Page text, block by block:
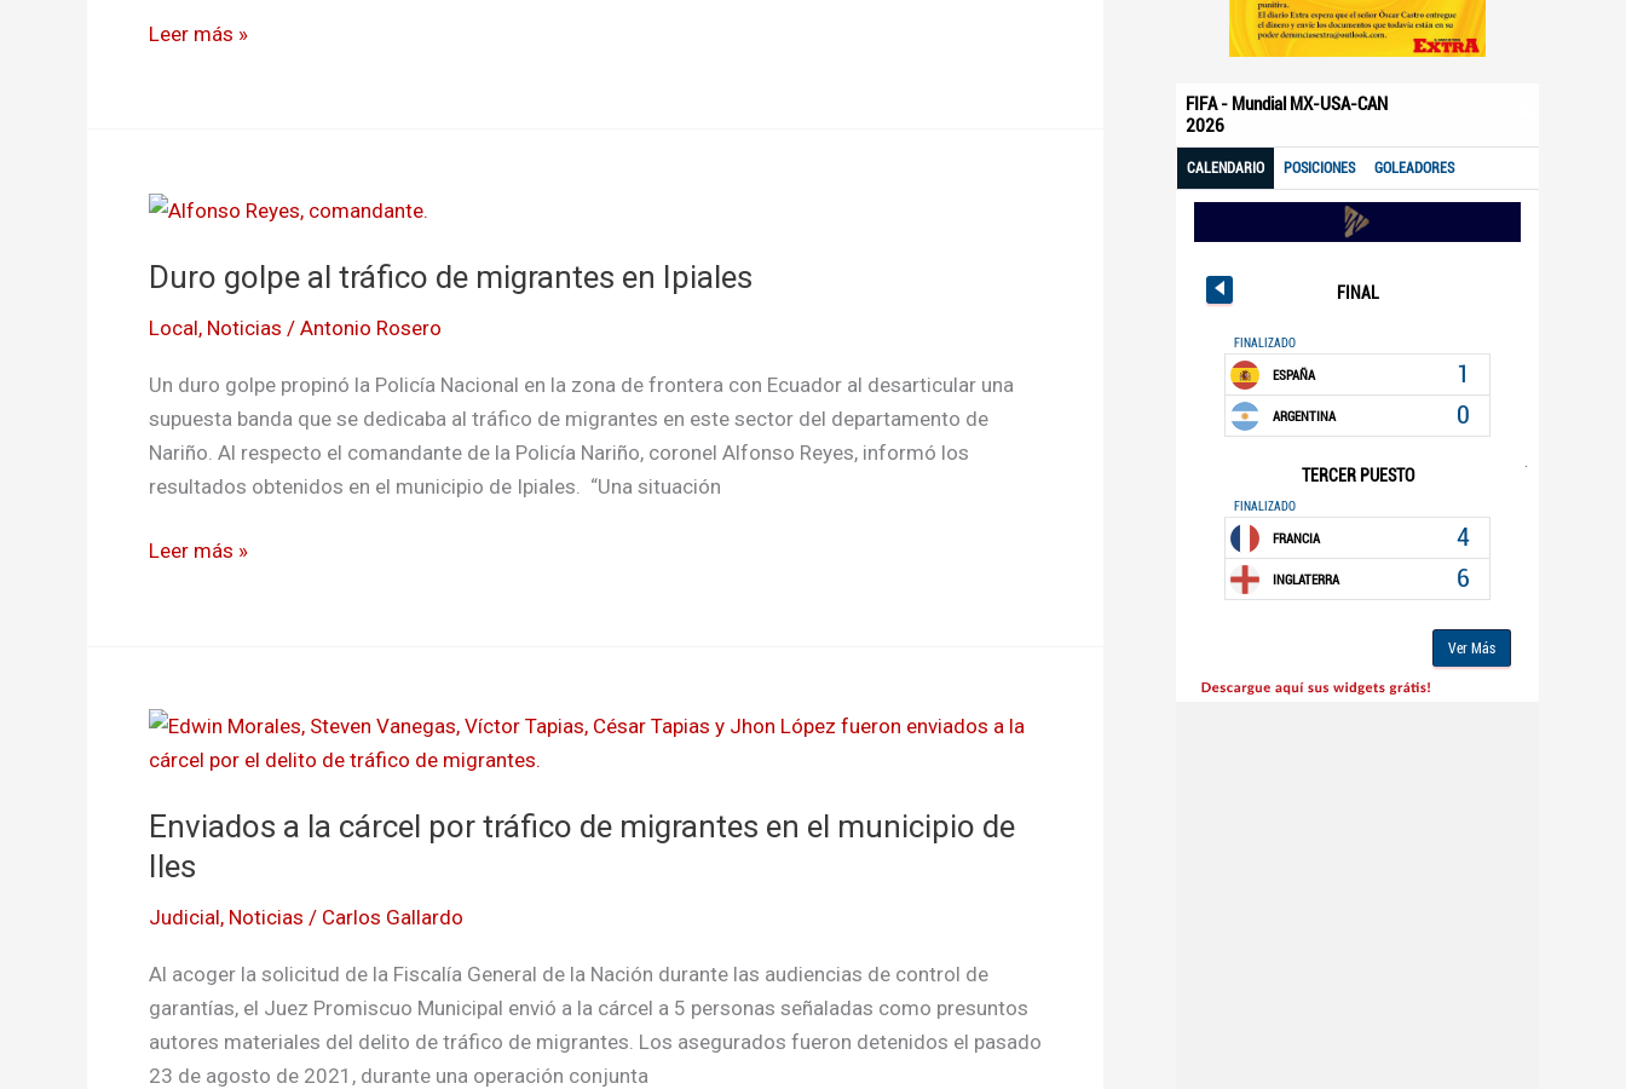
Leer más »
Duro golpe al tráfico de migrantes en Ipiales
Local, Noticias / Antonio Rosero
Un duro golpe propinó la Policía Nacional en la zona de frontera con Ecuador al desarticular una
supuesta banda que se dedicaba al tráfico de migrantes en este sector del departamento de
Nariño. Al respecto el comandante de la Policía Nariño, coronel Alfonso Reyes, informó los
resultados obtenidos en el municipio de Ipiales. “Una situación
Duro
al
de
migrantes
en
Ipiales
Leer más »
Enviados a la cárcel por tráfico de migrantes en el municipio de
Iles
Judicial, Noticias / Carlos Gallardo
Al acoger la solicitud de la Fiscalía General de la Nación durante las audiencias de control de
garantías, el Juez Promiscuo Municipal envió a la cárcel a 5 personas señaladas como presuntos
autores materiales del delito de tráfico de migrantes. Los asegurados fueron detenidos el pasado
23 de agosto de 2021, durante una operación conjunta
Enviados
a
cárcel
por
de
migrantes
municipio